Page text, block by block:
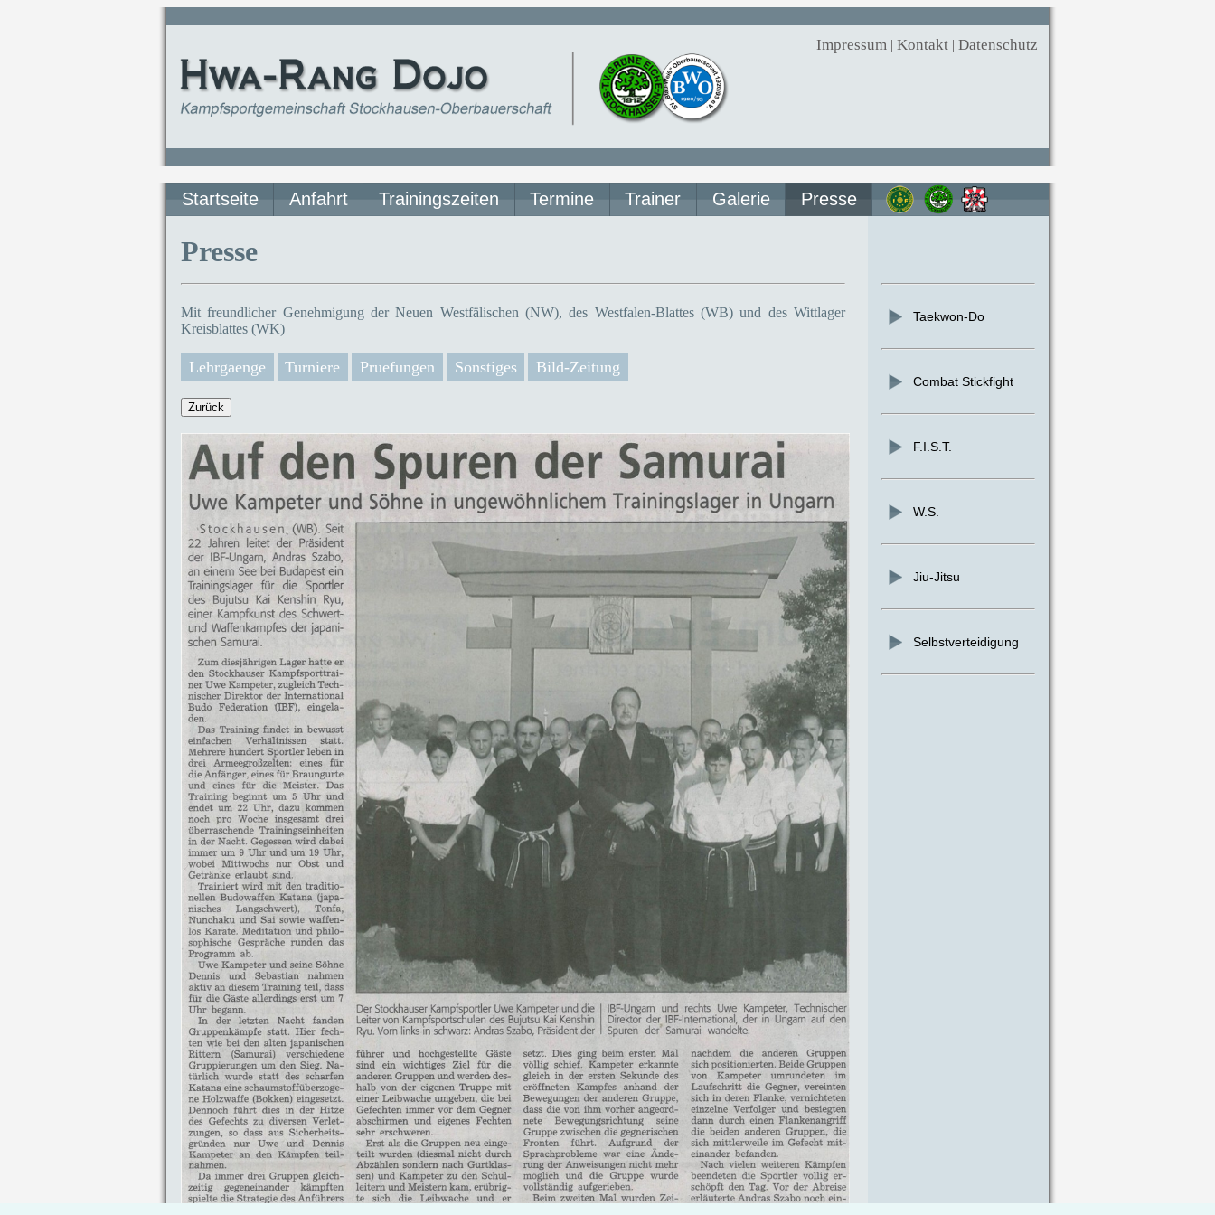
Impressum| Kontakt| Datenschutz
Startseite Anfahrt Trainingszeiten Termine Trainer Galerie Presse
Taekwon-Do
Combat Stickfight
F.I.S.T.
W.S.
Jiu-Jitsu
Selbstverteidigung
Presse
Mit freundlicher Genehmigung der Neuen Westfälischen (NW), des Westfalen-Blattes (WB) und des Wittlager
Kreisblattes (WK)
Lehrgaenge Turniere Pruefungen Sonstiges Bild-Zeitung